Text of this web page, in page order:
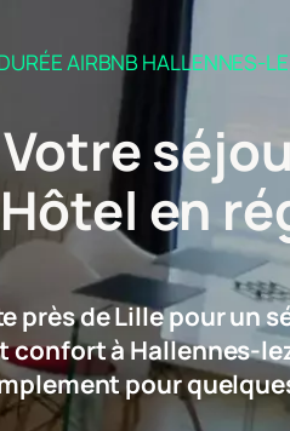
AIRBNB HALLENNES-
Votre
en
près de Lille pour un
à Hallennes-
pour